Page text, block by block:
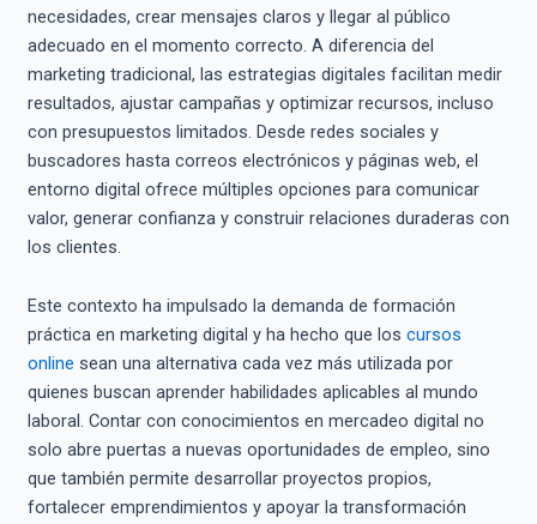
necesidades, crear mensajes claros y llegar al público
adecuado en el momento correcto. A diferencia del
marketing tradicional, las estrategias digitales facilitan medir
resultados, ajustar campañas y optimizar recursos, incluso
con presupuestos limitados. Desde redes sociales y
buscadores hasta correos electrónicos y páginas web, el
entorno digital ofrece múltiples opciones para comunicar
valor, generar confianza y construir relaciones duraderas con
los clientes.
Este contexto ha impulsado la demanda de formación
práctica en marketing digital y ha hecho que los cursos
online sean una alternativa cada vez más utilizada por
quienes buscan aprender habilidades aplicables al mundo
laboral. Contar con conocimientos en mercadeo digital no
solo abre puertas a nuevas oportunidades de empleo, sino
que también permite desarrollar proyectos propios,
fortalecer emprendimientos y apoyar la transformación